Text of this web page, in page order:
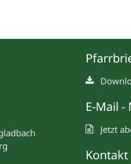
E-Mail
Jetzt